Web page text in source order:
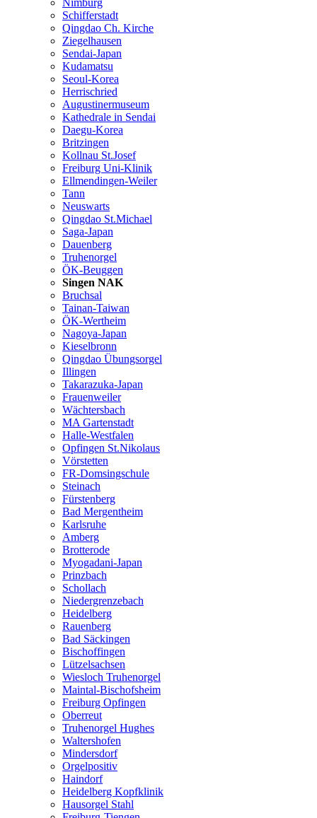
Schifferstadt
Qingdao Ch. Kirche
Ziegelhausen
Sendai-Japan
Kudamatsu
Seoul-Korea
Herrischried
Augustinermuseum
Kathedrale in Sendai
Daegu-Korea
Britzingen
Kollnau St.Josef
Freiburg Uni-Klinik
Ellmendingen-Weiler
Tann
Neuswarts
Qingdao St.Michael
Saga-Japan
Dauenberg
Truhenorgel
ÖK-Beuggen
Singen NAK
Bruchsal
Tainan-Taiwan
ÖK-Wertheim
Nagoya-Japan
Kieselbronn
Qingdao Übungsorgel
Illingen
Takarazuka-Japan
Frauenweiler
Wächtersbach
MA Gartenstadt
Halle-Westfalen
Opfingen St.Nikolaus
Vörstetten
FR-Domsingschule
Steinach
Fürstenberg
Bad Mergentheim
Karlsruhe
Amberg
Brotterode
Myogadani-Japan
Prinzbach
Schollach
Niedergrenzebach
Heidelberg
Rauenberg
Bad Säckingen
Bischoffingen
Lützelsachsen
Wiesloch Truhenorgel
Maintal-Bischofsheim
Freiburg Opfingen
Oberreut
Truhenorgel Hughes
Waltershofen
Mindersdorf
Orgelpositiv
Haindorf
Heidelberg Kopfklinik
Hausorgel Stahl